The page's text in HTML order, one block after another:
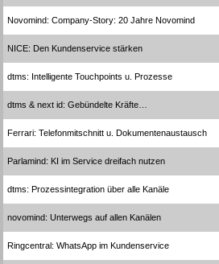
Novomind: Company-Story: 20 Jahre Novomind
NICE: Den Kundenservice stärken
dtms: Intelligente Touchpoints u. Prozesse
dtms & next id: Gebündelte Kräfte…
Ferrari: Telefonmitschnitt u. Dokumentenaustausch
Parlamind: KI im Service dreifach nutzen
dtms: Prozessintegration über alle Kanäle
novomind: Unterwegs auf allen Kanälen
Ringcentral: WhatsApp im Kundenservice